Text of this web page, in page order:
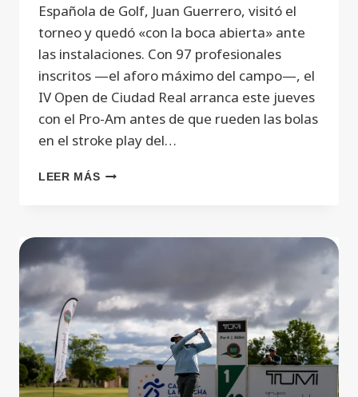
Española de Golf, Juan Guerrero, visitó el
torneo y quedó «con la boca abierta» ante
las instalaciones. Con 97 profesionales
inscritos —el aforo máximo del campo—, el
IV Open de Ciudad Real arranca este jueves
con el Pro-Am antes de que rueden las bolas
en el stroke play del…
LEER MÁS